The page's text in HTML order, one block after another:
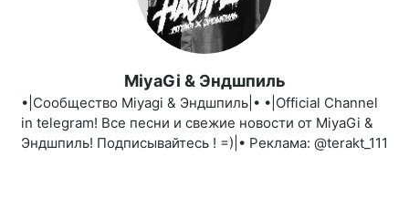
MiyaGi & Эндшпиль
•|Сообщество Miyagi & Эндшпиль|• •|Official Channel
in telegram! Все песни и свежие новости от МiуaGi &
Эндшпиль! Подписывайтесь ! =)|• Реклама: @terakt_111